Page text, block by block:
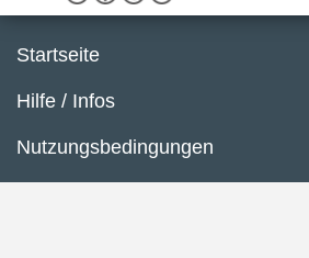
Startseite
Hilfe / Infos
Nutzungsbedingungen